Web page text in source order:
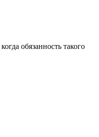
обязанность такого